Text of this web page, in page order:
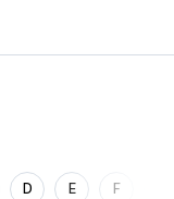
D E F